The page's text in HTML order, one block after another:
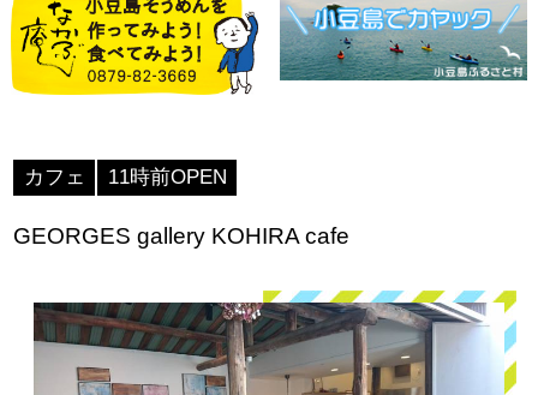
カフェ 11時前OPEN
GEORGES gallery KOHIRA cafe